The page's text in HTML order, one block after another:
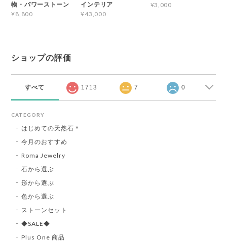
物・パワーストーン
¥8,800
インテリア
¥43,000
¥3,000
ショップの評価
すべて 1713 7 0
CATEGORY
はじめての天然石＊
今月のおすすめ
Roma Jewelry
石から選ぶ
形から選ぶ
色から選ぶ
ストーンセット
◆SALE◆
Plus One 商品